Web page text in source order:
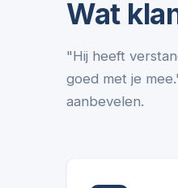
Wat
"Hij heeft
goed met je
aanbevelen.